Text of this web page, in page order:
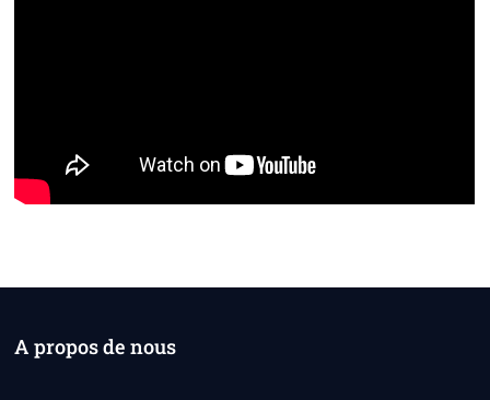
A propos de nous